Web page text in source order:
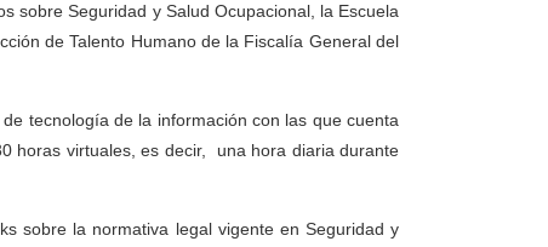
sobre Seguridad y Salud Ocupacional, la Escuela
de Talento Humano de la Fiscalía General del
tecnología de la información con las que cuenta
horas virtuales, es decir, una hora diaria durante
sobre la normativa legal vigente en Seguridad y